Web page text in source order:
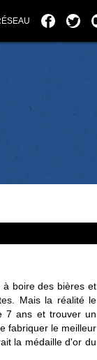
à boire des bières et
Mais la réalité le
7 ans et trouver un
fabriquer le meilleur
la médaille d'or du